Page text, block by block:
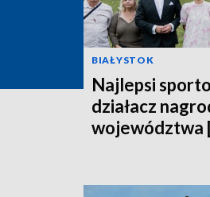
BIAŁYSTOK
Najlepsi
działacz
województwa